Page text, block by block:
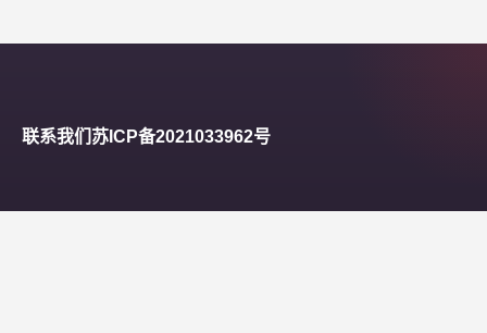
联系我们 苏ICP备2021033962号